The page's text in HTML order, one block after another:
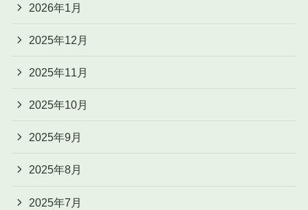
2026年1月
2025年12月
2025年11月
2025年10月
2025年9月
2025年8月
2025年7月